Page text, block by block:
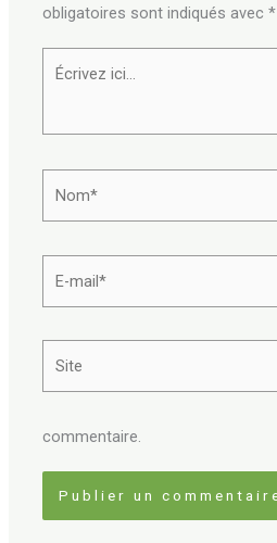
obligatoires sont indiqués avec*
Écrivez
mail*
commentaire.